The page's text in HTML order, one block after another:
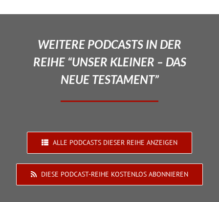
WEITERE PODCASTS IN DER
REIHE “UNSER KLEINER – DAS
NEUE TESTAMENT”
ALLE PODCASTS DIESER REIHE ANZEIGEN
DIESE PODCAST-REIHE KOSTENLOS ABONNIEREN